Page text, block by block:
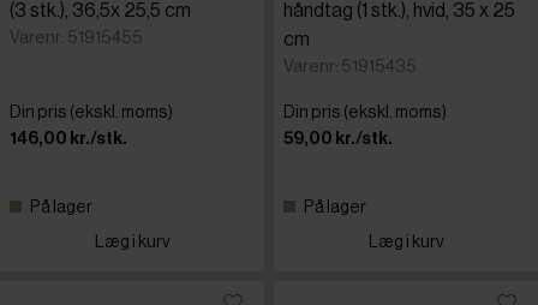
(3 stk.), 36,5x 25,5 cm
Varenr: 51915455
Din pris (ekskl. moms)
146,00 kr./stk.
På lager
Læg i kurv
håndtag (1 stk.), hvid, 35 x 25
cm
Varenr: 51915435
Din pris (ekskl. moms)
59,00 kr./stk.
På lager
Læg i kurv